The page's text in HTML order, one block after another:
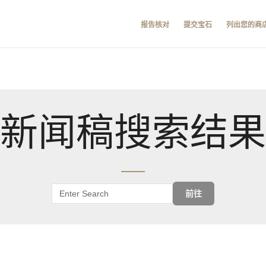
报告核对 提交宝石 列出您的商
新闻稿搜索结果
前往